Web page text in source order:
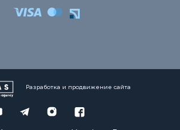
Разработка и продвижение сайта